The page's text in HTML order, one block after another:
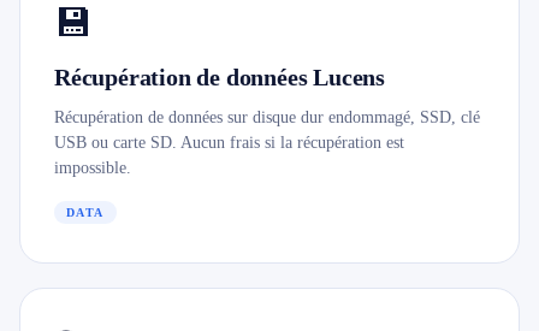
💾
Récupération de données Lucens
Récupération de données sur disque dur endommagé, SSD, clé
USB ou carte SD. Aucun frais si la récupération est
impossible.
DATA